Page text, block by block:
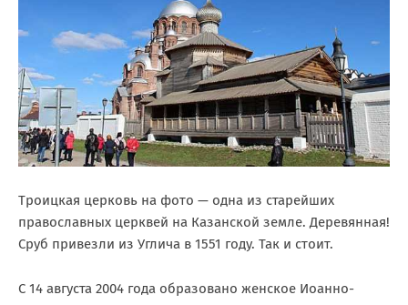
Троицкая церковь на фото — одна из старейших
православных церквей на Казанской земле. Деревянная!
Сруб привезли из Углича в 1551 году. Так и стоит.
С 14 августа 2004 года образовано женское Иоанно-